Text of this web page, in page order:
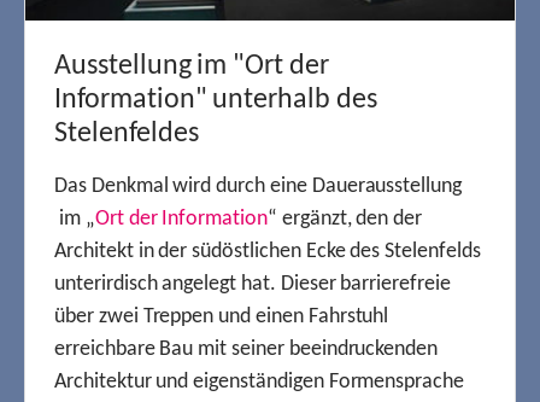
Ausstellung im "Ort der
Information" unterhalb des
Stelenfeldes
Das Denkmal wird durch eine Dauerausstellung
im „Ort der Information“ ergänzt, den der
Architekt in der südöstlichen Ecke des Stelenfelds
unterirdisch angelegt hat. Dieser barrierefreie
über zwei Treppen und einen Fahrstuhl
erreichbare Bau mit seiner beeindruckenden
Architektur und eigenständigen Formensprache